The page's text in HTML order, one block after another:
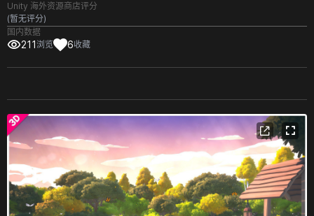
Unity 海外资源商店评分
(暂无评分)
国内数据
211浏览 6收藏